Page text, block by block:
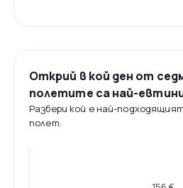
Открий в кой ден от
полетите са най-
Разбери кой е най-
полет.